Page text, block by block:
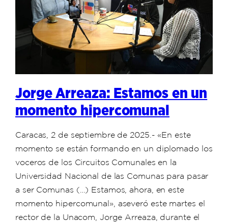
Jorge Arreaza: Estamos en un
momento hipercomunal
Caracas, 2 de septiembre de 2025.- «En este
momento se están formando en un diplomado los
voceros de los Circuitos Comunales en la
Universidad Nacional de las Comunas para pasar
a ser Comunas (…) Estamos, ahora, en este
momento hipercomunal», aseveró este martes el
rector de la Unacom, Jorge Arreaza, durante el